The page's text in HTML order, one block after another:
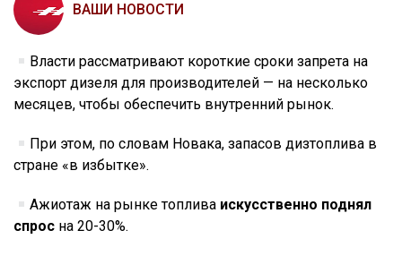
ВАШИ НОВОСТИ
Власти рассматривают короткие сроки запрета на
экспорт дизеля для производителей — на несколько
месяцев, чтобы обеспечить внутренний рынок.
При этом, по словам Новака, запасов дизтоплива в
стране «в избытке».
Ажиотаж на рынке топлива искусственно поднял
спрос на 20-30%.